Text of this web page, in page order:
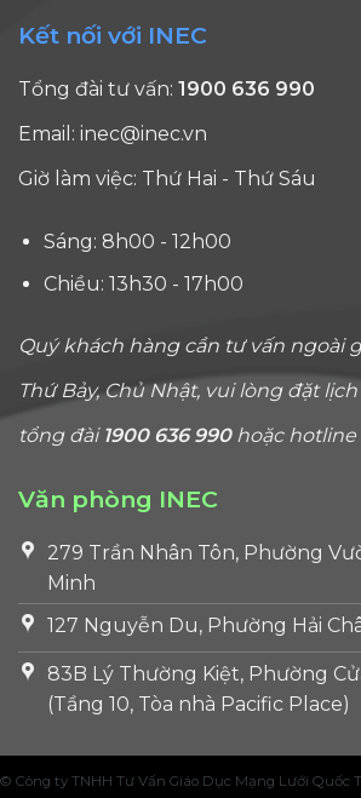
Kết nối với INEC
Tổng đài tư vấn: 1900 636 990
Email: inec@inec.vn
Giờ làm việc: Thứ Hai - Thứ Sáu
Sáng: 8h00 - 12h00
Chiều: 13h30 - 17h00
Quý khách hàng cần tư vấn ngoài
Thứ Bảy, Chủ Nhật, vui lòng đặt
tổng đài 1900 636 990hoặc hotline
Văn phòng INEC
279 Trần Nhân Tôn, Phường
Minh
127 Nguyễn Du, Phường Hải
83B Lý Thường Kiệt, Phường
(Tầng 10, Tòa nhà Pacific Place)
© Công ty TNHH Tư Vấn Giáo Dục Mạng Lưới Quốc